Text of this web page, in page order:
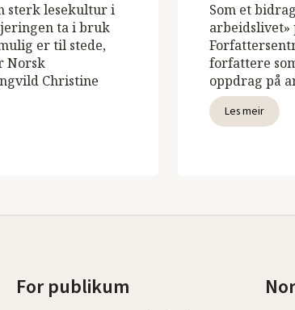
sterk lesekultur i
ta i bruk
er til stede,
Norsk
Christine
Som et
forfattere
oppdrag på
Les meir
For publikum